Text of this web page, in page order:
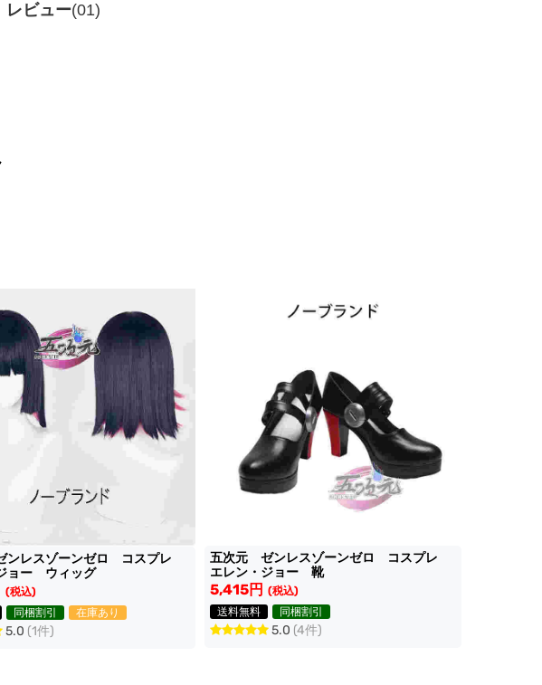
レビュー(01)
ンレスゾーンゼロ コスプレ
ョー ウィッグ
(税込)
同梱割引 在庫あり
5.0 (1件)
五次元 ゼンレスゾーンゼロ コスプレ
エレン・ジョー 靴
5,415円 (税込)
送料無料
同梱割引
5.0 (4件)